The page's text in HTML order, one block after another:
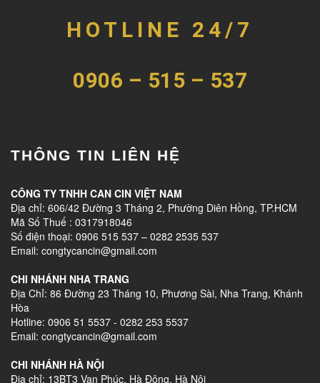
HOTLINE 24/7
0906 – 515 – 537
THÔNG TIN LIÊN HỆ
CÔNG TY TNHH CAN CIN VIỆT NAM
Địa chỉ: 606/42 Đường 3 Tháng 2, Phường Diên Hồng, TP.HCM
Mã Số Thuế : 0317918046
Số điện thoại: 0906 515 537 – 0282 2535 537
Email: congtycancin@gmail.com
CHI NHÁNH NHA TRANG
Địa Chỉ: 86 Đường 23 Tháng 10, Phương Sài, Nha Trang, Khánh
Hòa
Hotline: 0906 51 5537 - 0282 253 5537
Email: congtycancin@gmail.com
CHI NHÁNH HÀ NỘI
Địa chỉ: 13BT3 Vạn Phúc, Hà Đông, Hà Nội